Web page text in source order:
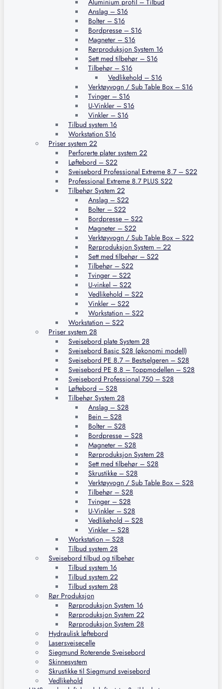
Aluminium profil – Tilbud
Anslag – S16
Bolter – S16
Bordpresse – S16
Magneter – S16
Rørproduksjon System 16
Sett med tilbehør – S16
Tilbehør – S16
Vedlikehold – S16
Verktøyvogn / Sub Table Box – S16
Tvinger – S16
U-Vinkler – S16
Vinkler – S16
Tilbud system 16
Workstation S16
Priser system 22
Perforerte plater system 22
Løftebord – S22
Sveisebord Professional Extreme 8.7 – S22
Professional Extreme 8.7 PLUS S22
Tilbehør System 22
Anslag – S22
Bolter – S22
Bordpresse – S22
Magneter – S22
Verktøyvogn / Sub Table Box – S22
Rørproduksjon System – 22
Sett med tilbehør – S22
Tilbehør – S22
Tvinger – S22
U-vinkel – S22
Vedlikehold – S22
Vinkler – S22
Workstation – S22
Workstation – S22
Priser system 28
Sveisebord plate System 28
Sveisebord Basic S28 (økonomi modell)
Sveisebord PE 8.7 – Bestselgeren – S28
Sveisebord PE 8.8 – Toppmodellen – S28
Sveisebord Professional 750 – S28
Løftebord – S28
Tilbehør System 28
Anslag – S28
Bein – S28
Bolter – S28
Bordpresse – S28
Magneter – S28
Rørproduksjon System 28
Sett med tilbehør – S28
Skrustikke – S28
Verktøyvogn / Sub Table Box – S28
Tilbehør – S28
Tvinger – S28
U-Vinkler – S28
Vedlikehold – S28
Vinkler – S28
Workstation – S28
Tilbud system 28
Sveisebord tilbud og tilbehør
Tilbud system 16
Tilbud system 22
Tilbud system 28
Rør Produksjon
Rørproduksjon System 16
Rørproduksjon System 22
Rørproduksjon System 28
Hydraulisk løftebord
Lasersveisecelle
Siegmund Roterende Sveisebord
Skinnesystem
Skrustikke til Siegmund sveisebord
Vedlikehold